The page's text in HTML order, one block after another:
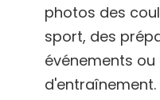
photos des
sport, des
événements